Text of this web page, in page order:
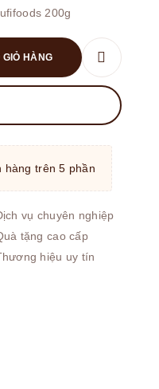
200g
HÀNG
hàng trên 5 phần
vụ chuyên nghiệp
tặng cao cấp
hiệu uy tín